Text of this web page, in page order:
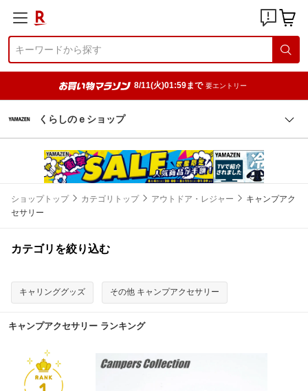
8/11(火)01:59まで 要エントリー
くらしのｅショップ
ショップトップ カテゴリトップ アウトドア・レジャー
キャンプアク
セサリー
カテゴリを絞り込む
キャリンググッズ その他 キャンプアクセサリー
キャンプアクセサリー ランキング